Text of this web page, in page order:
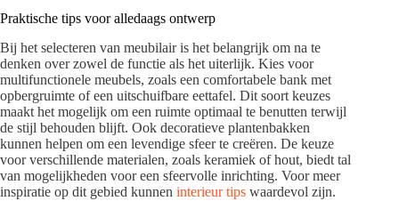
Praktische tips voor alledaags ontwerp
Bij het selecteren van meubilair is het belangrijk om na te
denken over zowel de functie als het uiterlijk. Kies voor
multifunctionele meubels, zoals een comfortabele bank met
opbergruimte of een uitschuifbare eettafel. Dit soort keuzes
maakt het mogelijk om een ruimte optimaal te benutten terwijl
de stijl behouden blijft. Ook decoratieve plantenbakken
kunnen helpen om een levendige sfeer te creëren. De keuze
voor verschillende materialen, zoals keramiek of hout, biedt tal
van mogelijkheden voor een sfeervolle inrichting. Voor meer
inspiratie op dit gebied kunnen interieur tips waardevol zijn.